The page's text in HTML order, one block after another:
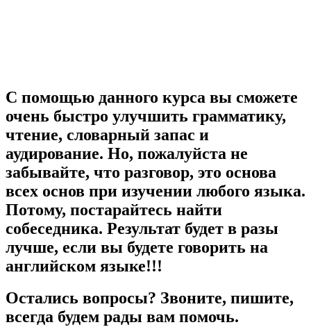
С помощью данного курса вы сможете
очень быстро улучшить грамматику,
чтение, словарный запас и
аудирование. Но, пожалуйста не
забывайте, что разговор, это основа
всех основ при изучении любого языка.
Потому, постарайтесь найти
собеседника. Результат будет в разы
лучше, если вы будете говорить на
английском языке!!!
Остались вопросы? Звоните, пишите,
всегда будем рады вам помочь.